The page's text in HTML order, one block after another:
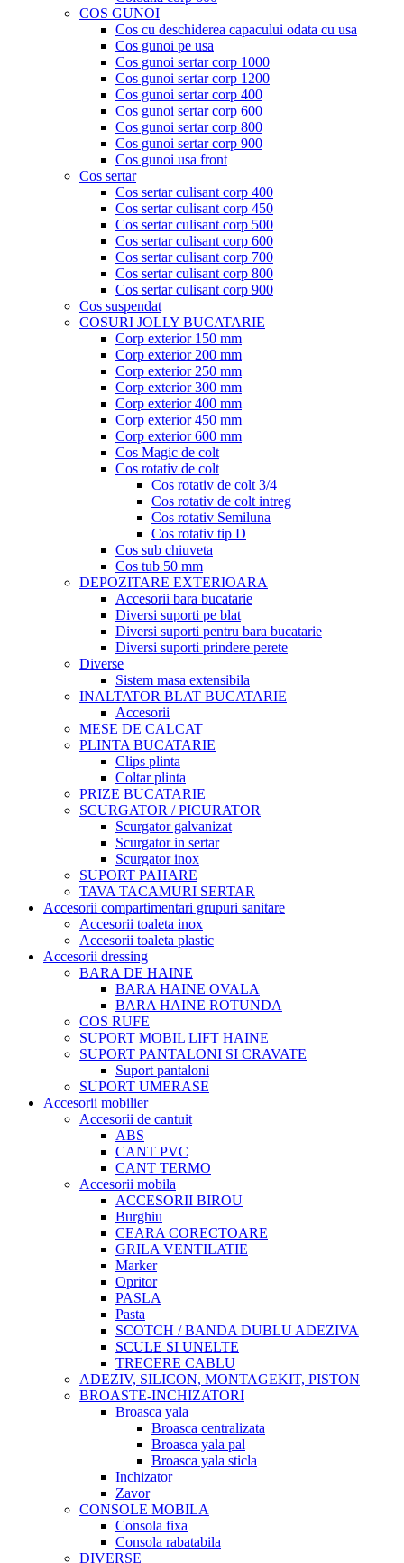
COS GUNOI
Cos cu deschiderea capacului odata cu usa
Cos gunoi pe usa
Cos gunoi sertar corp 1000
Cos gunoi sertar corp 1200
Cos gunoi sertar corp 400
Cos gunoi sertar corp 600
Cos gunoi sertar corp 800
Cos gunoi sertar corp 900
Cos gunoi usa front
Cos sertar
Cos sertar culisant corp 400
Cos sertar culisant corp 450
Cos sertar culisant corp 500
Cos sertar culisant corp 600
Cos sertar culisant corp 700
Cos sertar culisant corp 800
Cos sertar culisant corp 900
Cos suspendat
COSURI JOLLY BUCATARIE
Corp exterior 150 mm
Corp exterior 200 mm
Corp exterior 250 mm
Corp exterior 300 mm
Corp exterior 400 mm
Corp exterior 450 mm
Corp exterior 600 mm
Cos Magic de colt
Cos rotativ de colt
Cos rotativ de colt 3/4
Cos rotativ de colt intreg
Cos rotativ Semiluna
Cos rotativ tip D
Cos sub chiuveta
Cos tub 50 mm
DEPOZITARE EXTERIOARA
Accesorii bara bucatarie
Diversi suporti pe blat
Diversi suporti pentru bara bucatarie
Diversi suporti prindere perete
Diverse
Sistem masa extensibila
INALTATOR BLAT BUCATARIE
Accesorii
MESE DE CALCAT
PLINTA BUCATARIE
Clips plinta
Coltar plinta
PRIZE BUCATARIE
SCURGATOR / PICURATOR
Scurgator galvanizat
Scurgator in sertar
Scurgator inox
SUPORT PAHARE
TAVA TACAMURI SERTAR
Accesorii compartimentari grupuri sanitare
Accesorii toaleta inox
Accesorii toaleta plastic
Accesorii dressing
BARA DE HAINE
BARA HAINE OVALA
BARA HAINE ROTUNDA
COS RUFE
SUPORT MOBIL LIFT HAINE
SUPORT PANTALONI SI CRAVATE
Suport pantaloni
SUPORT UMERASE
Accesorii mobilier
Accesorii de cantuit
ABS
CANT PVC
CANT TERMO
Accesorii mobila
ACCESORII BIROU
Burghiu
CEARA CORECTOARE
GRILA VENTILATIE
Marker
Opritor
PASLA
Pasta
SCOTCH / BANDA DUBLU ADEZIVA
SCULE SI UNELTE
TRECERE CABLU
ADEZIV, SILICON, MONTAGEKIT, PISTON
BROASTE-INCHIZATORI
Broasca yala
Broasca centralizata
Broasca yala pal
Broasca yala sticla
Inchizator
Zavor
CONSOLE MOBILA
Consola fixa
Consola rabatabila
DIVERSE